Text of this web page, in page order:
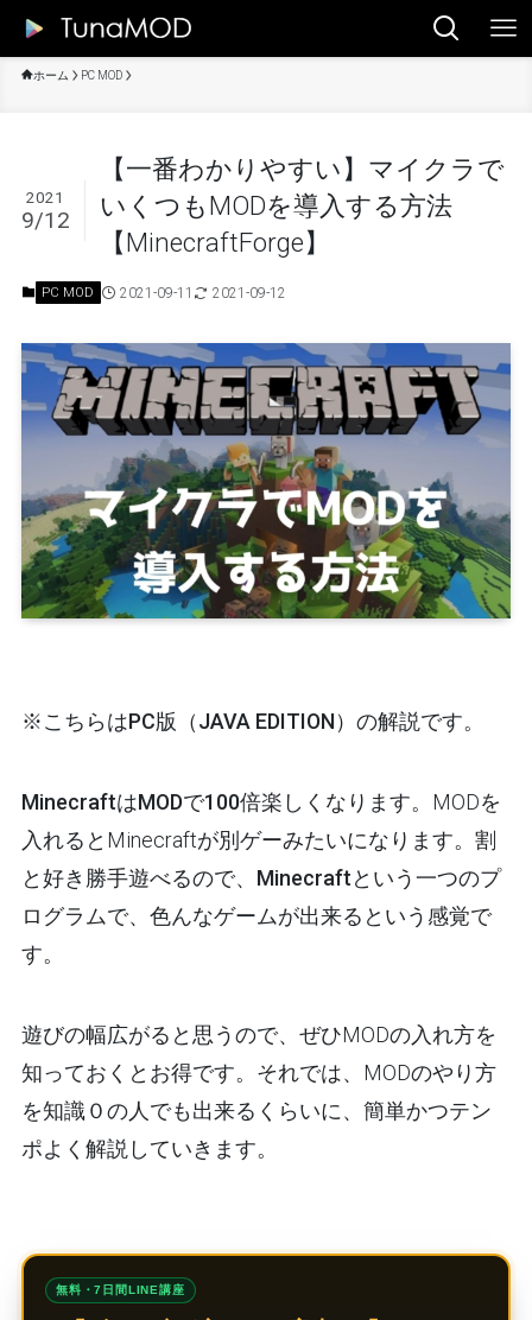
ホーム PC MOD
【一番わかりやすい】マイクラで
いくつもMODを導入する方法
【MinecraftForge】
2021
9/12
PC MOD 2021-09-11 2021-09-12
※こちらはPC版（JAVA EDITION）の解説です。
MinecraftはMODで100倍楽しくなります。 MODを
入れるとMinecraftが別ゲーみたいになります。割
と好き勝手遊べるので、 Minecraftという一つのプ
ログラムで、色んなゲームが出来るという感覚で
す。
遊びの幅広がると思うので、ぜひMODの入れ方を
知っておくとお得です。それでは、MODのやり方
を知識０の人でも出来るくらいに、簡単かつテン
ポよく解説していきます。
無料・7日間LINE講座